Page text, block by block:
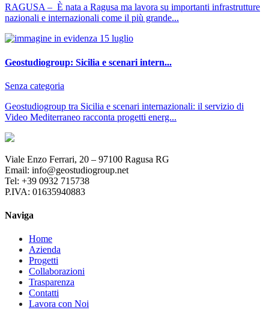
RAGUSA – È nata a Ragusa ma lavora su importanti infrastrutture
nazionali e internazionali come il più grande...
Geostudiogroup: Sicilia e scenari intern...
Senza categoria
Geostudiogroup tra Sicilia e scenari internazionali: il servizio di
Video Mediterraneo racconta progetti energ...
Viale Enzo Ferrari, 20 – 97100 Ragusa RG
Email: info@geostudiogroup.net
Tel: +39 0932 715738
P.IVA: 01635940883
Naviga
Home
Azienda
Progetti
Collaborazioni
Trasparenza
Contatti
Lavora con Noi